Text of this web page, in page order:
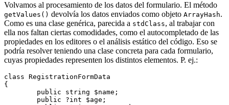
Volvamos al procesamiento de los datos del formulario. El método
getValues() devolvía los datos enviados como objeto ArrayHash.
Como es una clase genérica, parecida a stdClass, al trabajar con
ella nos faltan ciertas comodidades, como el autocompletado de las
propiedades en los editores o el análisis estático del código. Eso se
podría resolver teniendo una clase concreta para cada formulario,
cuyas propiedades representen los distintos elementos. P. ej.:
class RegistrationFormData
{